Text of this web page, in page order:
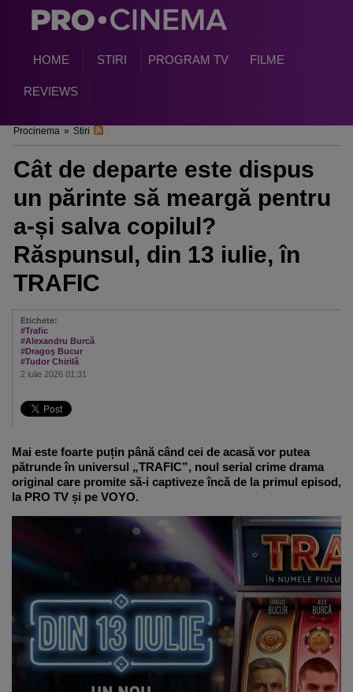
HOME STIRI PROGRAM TV FILME
REVIEWS
Procinema » Stiri
Cât de departe este dispus
un părinte să meargă pentru
a-și salva copilul?
Răspunsul, din 13 iulie, în
TRAFIC
Etichete:
#Trafic
#Alexandru Burcă
#Dragoş Bucur
#Tudor Chirilă
2 iulie 2026 01:31
Mai este foarte puțin până când cei de acasă vor putea
pătrunde în universul „TRAFIC”, noul serial crime drama
original care promite să-i captiveze încă de la primul episod,
la PRO TV și pe VOYO.